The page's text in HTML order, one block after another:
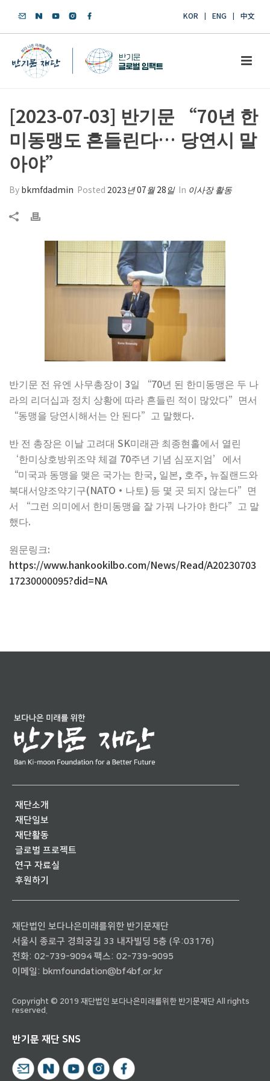
KOR ENG 中文
[2023-07-03] 반기문 “70년 한
미동맹도 흔들린다… 당연시 말
아야”
By bkmfdadmin Posted 2023년 07월 28일 In 이사장 활동
반기문 전 유엔 사무총장이 3일 “70년 된 한미동맹은 두 나
라의 리더십과 정치 상황에 따라 흔들린 적이 많았다”면서
“동맹을 당연시해서는 안 된다”고 말했다.
반 전 총장은 이날 고려대 SK미래관 최종현홀에서 열린
‘한미상호방위조약 체결 70주년 기념 심포지엄’에서
“미국과 동맹을 맺은 국가는 한국, 일본, 호주, 뉴질랜드와
북대서양조약기구(NATO·나토) 등 몇 곳 되지 않는다”면
서 “그런 의미에서 한미동맹을 잘 가꿔 나가야 한다”고 말
했다.
원문링크:
https://www.hankookilbo.com/News/Read/A20230703
17230000095?did=NA
재단소개
재단일보
재단활동
글로벌 프로젝트
연구 자료실
후원하기
재단법인 보다나은미래를위한 반기문재단
서울시 종로구 경희궁길 33 내자빌딩 5층 (우:03176)
전화: 02-739-9094 팩스: 02-739-9095
이메일: bkmfoundation@bf4bf.or.kr
Copyright © 2019 재단법인 보다나은미래를위한 반기문재단 All rights
reserved.
반기문 재단 SNS